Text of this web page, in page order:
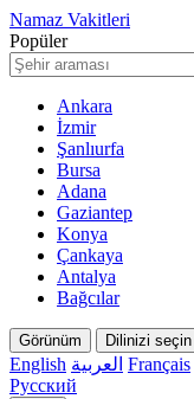
Namaz Vakitleri
Popüler
Ankara
İzmir
Şanlıurfa
Bursa
Adana
Gaziantep
Konya
Çankaya
Antalya
Bağcılar
Görünüm Dilinizi seçin
English العربية Français
Русский